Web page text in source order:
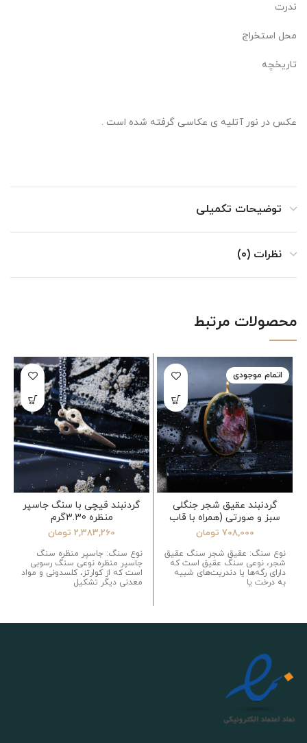
ندرت
محل استخراج
تاریخچه
عکس در نور آتلیه ی عکاسی گرفته شده است .
توضیحات تکمیلی
نظرات (0)
محصولات مرتبط
اتمام موجودی
گردنبند عقیق شجر جنگلی
سبز و صورتی (همراه با قاب
برنجی)
708,000 تومان
نوع سنگ: عقیق شجر سنگ عقیق
شجر، نوعی سنگ عقیق است که
دارای رگه‌ها یا دندریت‌های شبیه
به درخت یا
گردنبند قیچی با سنگ جاسپر
منظره 3.30گرم
2,383,260 تومان
نوع سنگ: جاسپر منظره سنگ
جاسپر منظره نوعی سنگ رسوبی
است که از کوارتز، کلسدونی و مواد
معدنی دیگر تشکیل